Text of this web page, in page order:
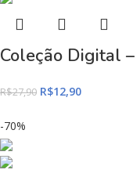
Coleção Digital
R$27,90 R$12,90
-70%